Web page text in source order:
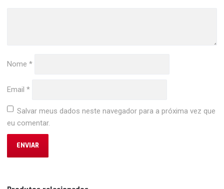
Nome*
Email*
Salvar meus dados neste navegador para a próxima vez que
eu comentar.